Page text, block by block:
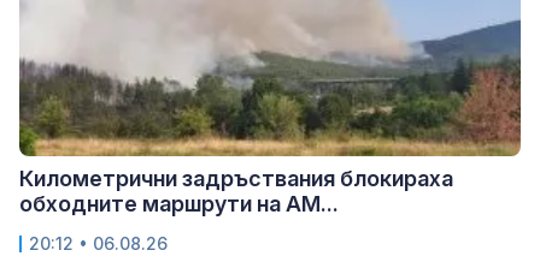
Километрични задръствания блокираха
обходните маршрути на АМ...
20:12 • 06.08.26